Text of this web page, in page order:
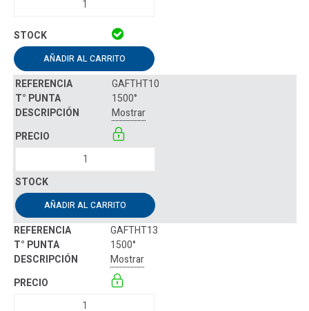
AÑADIR AL CARRITO
GAFTHT10
1500°
Mostrar
AÑADIR AL CARRITO
GAFTHT13
1500°
Mostrar